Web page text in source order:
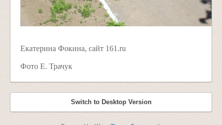
Екатерина Фокина, сайт 161.ru
Фото Е. Трачук
Switch to Desktop Version